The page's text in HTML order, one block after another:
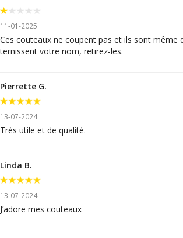
11-01-2025
Ces couteaux ne coupent pas et ils sont même
ternissent votre nom, retirez-les.
Pierrette G.
13-07-2024
Très utile et de qualité.
Linda B.
13-07-2024
J’adore mes couteaux